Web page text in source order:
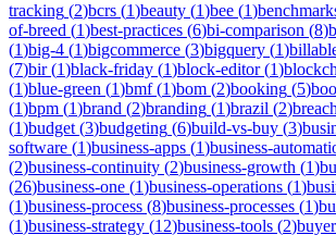
tracking (2)bcrs (1)beauty (1)bee (1)
of-breed (1)best-practices (6)bi-comparison (8)
(1)big-4 (1)bigcommerce (3)bigquery (1)
(7)bir(1)black-friday (1)block-editor(1)
(1)blue-green (1)bmf(1)bom (2)booking (5)
(1)bpm (1)brand (2)branding (1)brazil (2)
(1)budget (3)budgeting (6)build-vs-buy (3)
software (1)business-apps (1)business-
(2)business-continuity (2)business-growth (1)
(26)business-one (1)business-operations (1)
(1)business-process (8)business-processes (1)
(1)business-strategy (12)business-tools (2)